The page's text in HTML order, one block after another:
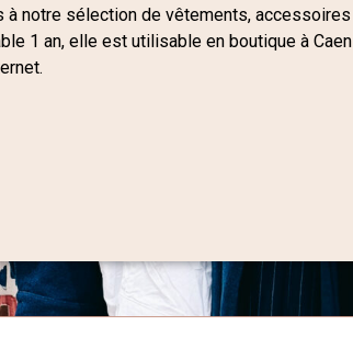
à notre sélection de vêtements, accessoires
1 an, elle est utilisable en boutique à Caen